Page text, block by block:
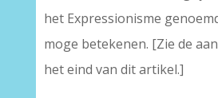
het Expressionisme
moge betekenen. [Zie de
het eind van dit artikel.]